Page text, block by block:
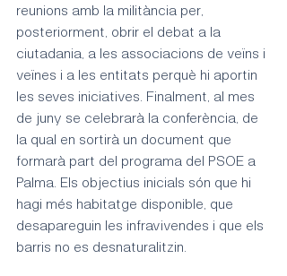
reunions amb la militància per,
posteriorment, obrir el debat a la
ciutadania, a les associacions de veïns i
veïnes i a les entitats perquè hi aportin
les seves iniciatives. Finalment, al mes
de juny se celebrarà la conferència, de
la qual en sortirà un document que
formarà part del programa del PSOE a
Palma. Els objectius inicials són que hi
hagi més habitatge disponible, que
desapareguin les infravivendes i que els
barris no es desnaturalitzin.